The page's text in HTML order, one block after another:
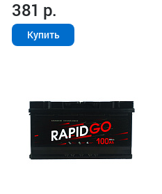
381 р.
Купить